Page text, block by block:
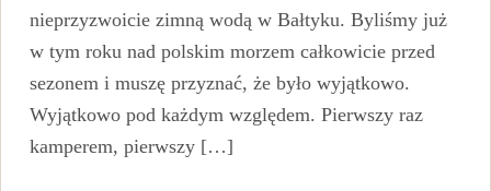
nieprzyzwoicie zimną wodą w Bałtyku. Byliśmy już
w tym roku nad polskim morzem całkowicie przed
sezonem i muszę przyznać, że było wyjątkowo.
Wyjątkowo pod każdym względem. Pierwszy raz
kamperem, pierwszy […]